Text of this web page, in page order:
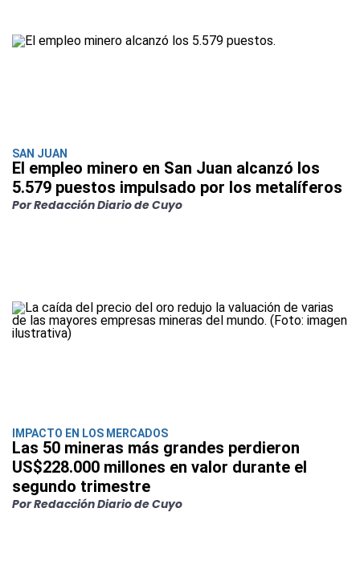
SAN JUAN
El empleo minero en San Juan alcanzó los
5.579 puestos impulsado por los metalíferos
Por Redacción Diario de Cuyo
IMPACTO EN LOS MERCADOS
Las 50 mineras más grandes perdieron
US$228.000 millones en valor durante el
segundo trimestre
Por Redacción Diario de Cuyo